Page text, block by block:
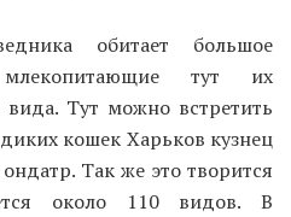
обитает большое
тут их
вида. Тут можно встретить
кошек Харьков кузнец
Так же это творится
около 110 видов. В